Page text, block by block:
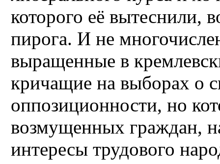
которого её вытеснили,
пирога. И не
выращенные в
кричащие на выборах о
оппозиционности, но
возмущенных граждан,
интересы трудового